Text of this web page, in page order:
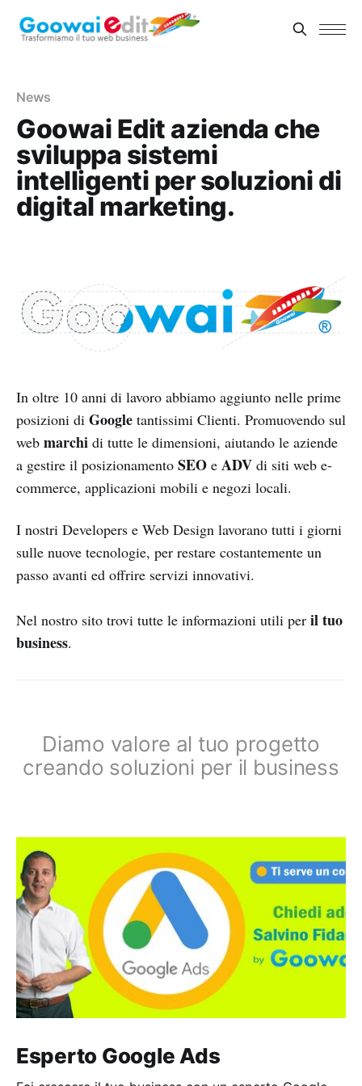
News
Goowai Edit azienda che
sviluppa sistemi
intelligenti per soluzioni di
digital marketing.
In oltre 10 anni di lavoro abbiamo aggiunto nelle prime
posizioni di Google tantissimi Clienti. Promuovendo sul
web marchi di tutte le dimensioni, aiutando le aziende
a gestire il posizionamento SEO e ADV di siti web e-
commerce, applicazioni mobili e negozi locali.
I nostri Developers e Web Design lavorano tutti i giorni
sulle nuove tecnologie, per restare costantemente un
passo avanti ed offrire servizi innovativi.
Nel nostro sito trovi tutte le informazioni utili per il tuo
business.
Diamo valore al tuo progetto
creando soluzioni per il business
Esperto Google Ads